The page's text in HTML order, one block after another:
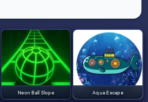
Neon Ball Slope Aqua Escape